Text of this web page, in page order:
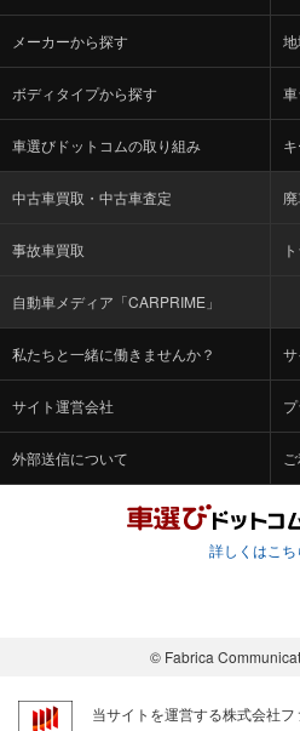
メーカーから探す
ボディタイプから探す
車選びドットコムの取り組み
中古車買取・中古車査定
事故車買取
自動車メディア「CARPRIME」
私たちと一緒に働きませんか？
サイト運営会社
外部送信について
詳しくはこち
© Fabrica
当サイトを運営する株式会社